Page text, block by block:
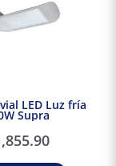
LED Luz fría
Supra